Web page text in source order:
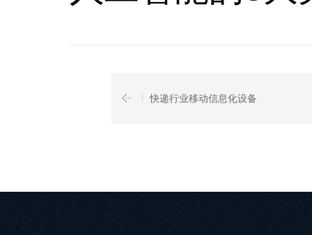
快递行业移动信息化设备